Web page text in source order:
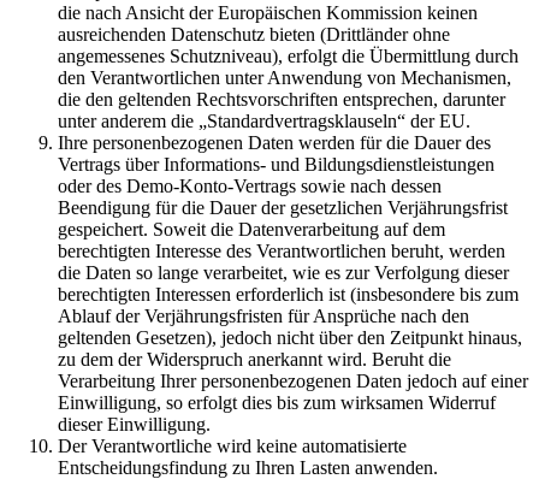
die nach Ansicht der Europäischen Kommission keinen
ausreichenden Datenschutz bieten (Drittländer ohne
angemessenes Schutzniveau), erfolgt die Übermittlung durch
den Verantwortlichen unter Anwendung von Mechanismen,
die den geltenden Rechtsvorschriften entsprechen, darunter
unter anderem die „Standardvertragsklauseln“ der EU.
Ihre personenbezogenen Daten werden für die Dauer des
Vertrags über Informations- und Bildungsdienstleistungen
oder des Demo-Konto-Vertrags sowie nach dessen
Beendigung für die Dauer der gesetzlichen Verjährungsfrist
gespeichert. Soweit die Datenverarbeitung auf dem
berechtigten Interesse des Verantwortlichen beruht, werden
die Daten so lange verarbeitet, wie es zur Verfolgung dieser
berechtigten Interessen erforderlich ist (insbesondere bis zum
Ablauf der Verjährungsfristen für Ansprüche nach den
geltenden Gesetzen), jedoch nicht über den Zeitpunkt hinaus,
zu dem der Widerspruch anerkannt wird. Beruht die
Verarbeitung Ihrer personenbezogenen Daten jedoch auf einer
Einwilligung, so erfolgt dies bis zum wirksamen Widerruf
dieser Einwilligung.
Der Verantwortliche wird keine automatisierte
Entscheidungsfindung zu Ihren Lasten anwenden.